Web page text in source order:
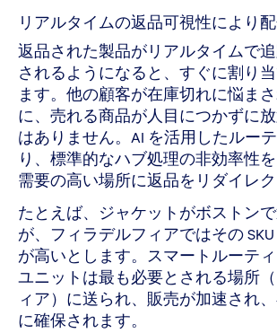
リアルタイムの返品可視性により
返品された製品がリアルタイムで
されるようになると、すぐに割り
ます。他の顧客が在庫切れに悩ま
に、売れる商品が人目につかずに
はありません。AI を活用したルー
り、標準的なハブ処理の非効率性
需要の高い場所に返品をリダイレク
たとえば、ジャケットがボストン
が、フィラデルフィアではその
が高いとします。スマートルーティ
ユニットは最も必要とされる場所
ィア）に送られ、販売が加速され
に確保されます。